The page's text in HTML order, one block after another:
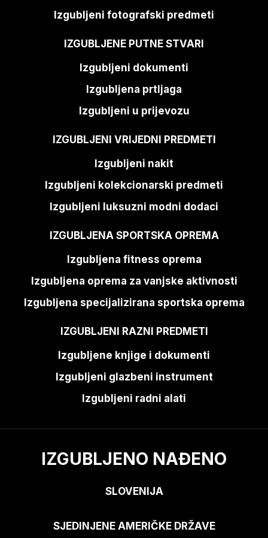
Izgubljeni fotografski predmeti
IZGUBLJENE PUTNE STVARI
Izgubljeni dokumenti
Izgubljena prtljaga
Izgubljeni u prijevozu
IZGUBLJENI VRIJEDNI PREDMETI
Izgubljeni nakit
Izgubljeni kolekcionarski predmeti
Izgubljeni luksuzni modni dodaci
IZGUBLJENA SPORTSKA OPREMA
Izgubljena fitness oprema
Izgubljena oprema za vanjske aktivnosti
Izgubljena specijalizirana sportska oprema
IZGUBLJENI RAZNI PREDMETI
Izgubljene knjige i dokumenti
Izgubljeni glazbeni instrument
Izgubljeni radni alati
IZGUBLJENO NAĐENO
SLOVENIJA
SJEDINJENE AMERIČKE DRŽAVE